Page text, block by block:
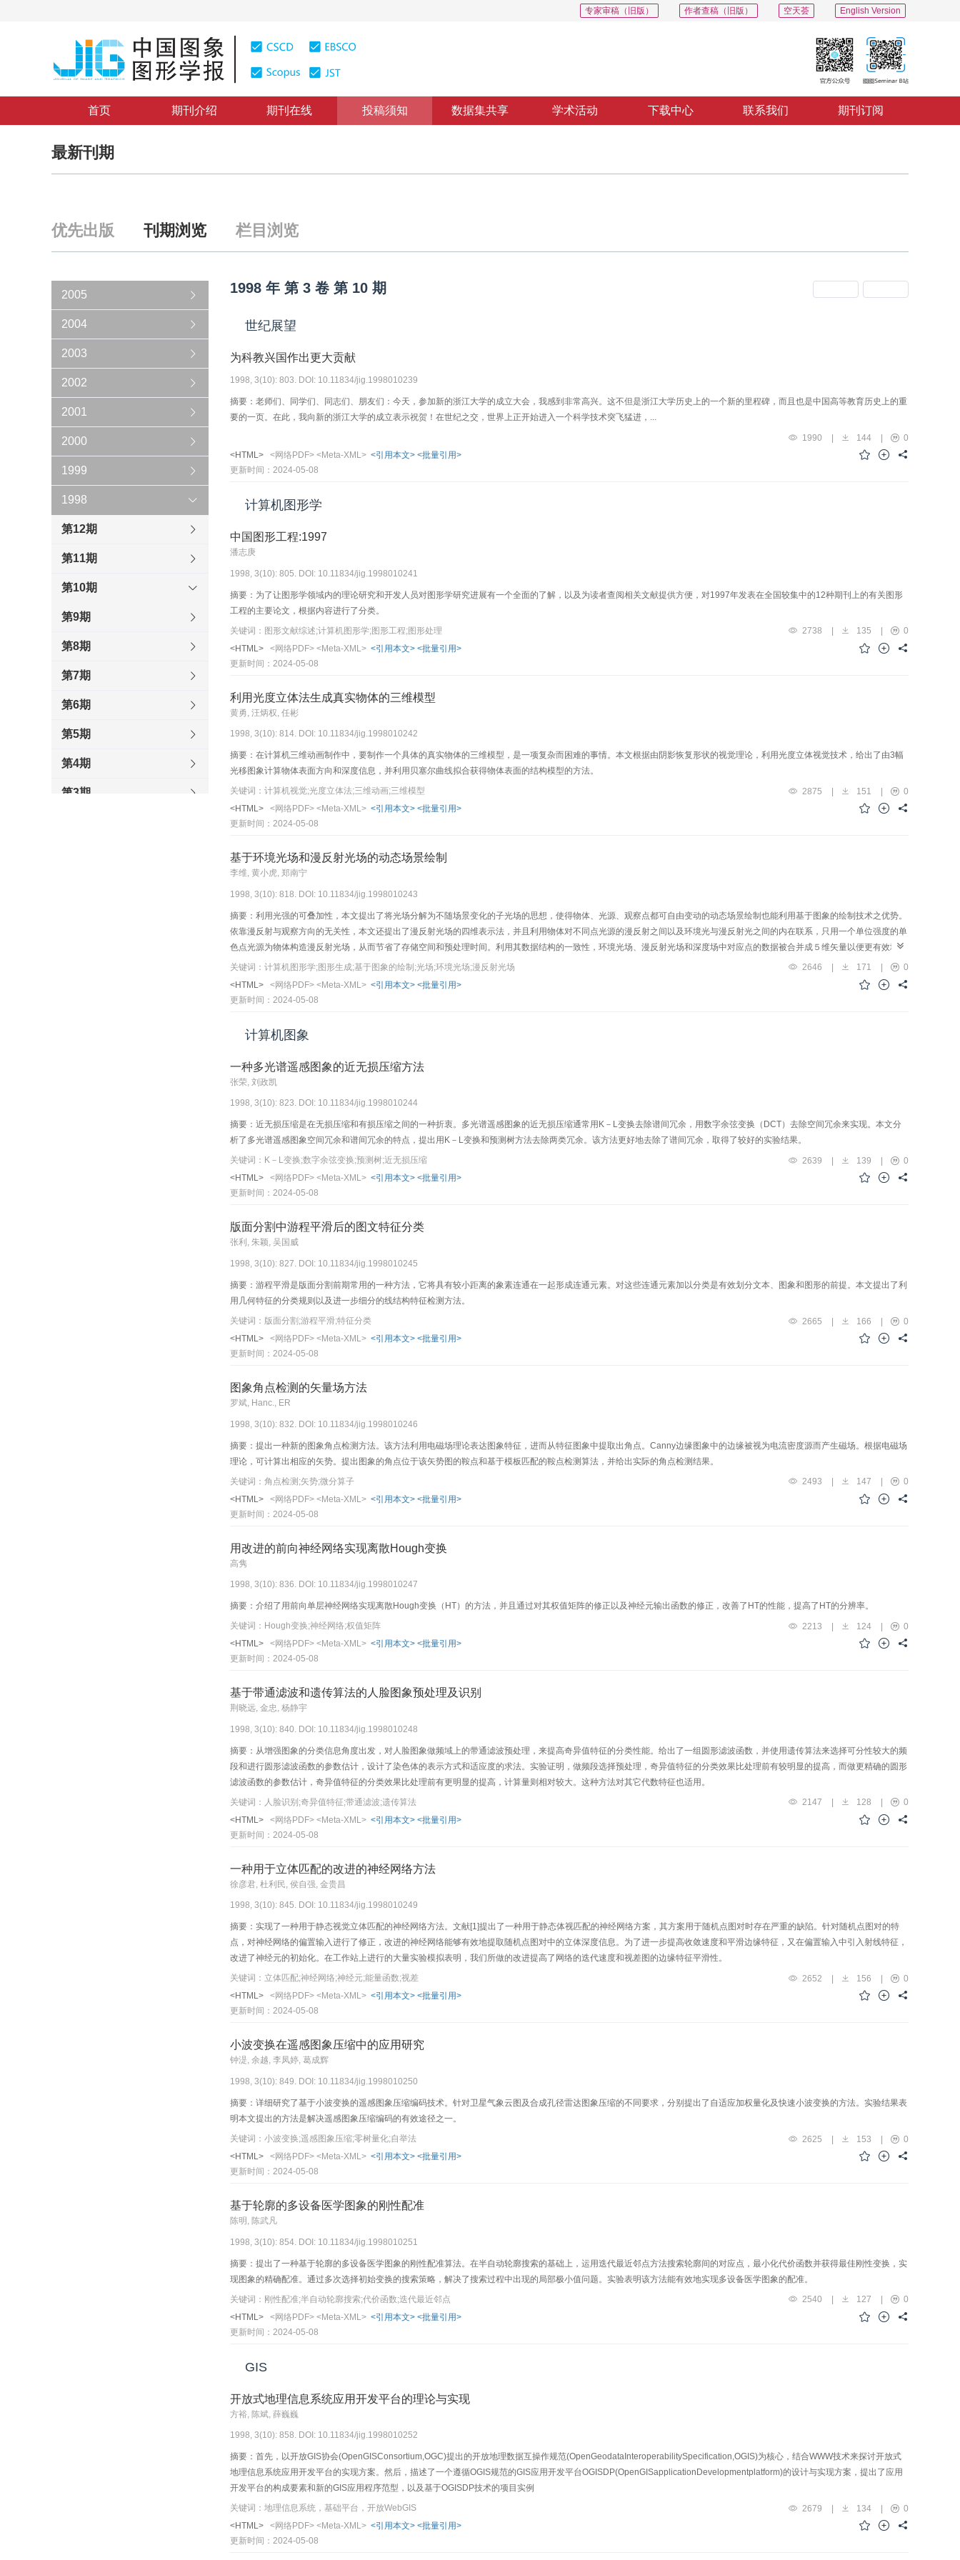
English Version
空天荟
作者查稿（旧版）
专家审稿（旧版）
首页 期刊介绍 期刊在线 投稿须知 数据集共享 学术活动 下载中心 联系我们 期刊订阅
最新刊期
优先出版 刊期浏览 栏目浏览
2005
2004
2003
2002
2001
2000
1999
1998
第12期
第11期
第10期
第9期
第8期
第7期
第6期
第5期
第4期
第3期
1998 年 第 3 卷 第 10 期
世纪展望
为科教兴国作出更大贡献
1998, 3(10): 803. DOI: 10.11834/jig.1998010239
摘要：老师们、同学们、同志们、朋友们：今天，参加新的浙江大学的成立大会，我感到非常高兴。这不但是浙江大学历史上的一个新的里程碑，而且也是中国高等教育历史上的重
要的一页。在此，我向新的浙江大学的成立表示祝贺！在世纪之交，世界上正开始进入一个科学技术突飞猛进，...
1990 | 144 |
0
<HTML>
<网络PDF> <Meta-XML> <引用本文> <批量引用>
更新时间：2024-05-08
计算机图形学
中国图形工程:1997
潘志庚
1998, 3(10): 805. DOI: 10.11834/jig.1998010241
摘要：为了让图形学领域内的理论研究和开发人员对图形学研究进展有一个全面的了解，以及为读者查阅相关文献提供方便，对1997年发表在全国较集中的12种期刊上的有关图形
工程的主要论文，根据内容进行了分类。
关键词：图形文献综述;计算机图形学;图形工程;图形处理
2738 135
0
<HTML>
<网络PDF> <Meta-XML> <引用本文> <批量引用>
更新时间：2024-05-08
利用光度立体法生成真实物体的三维模型
黄勇, 汪炳权, 任彬
1998, 3(10): 814. DOI: 10.11834/jig.1998010242
摘要：在计算机三维动画制作中，要制作一个具体的真实物体的三维模型，是一项复杂而困难的事情。本文根据由阴影恢复形状的视觉理论，利用光度立体视觉技术，给出了由3幅
光移图象计算物体表面方向和深度信息，并利用贝塞尔曲线拟合获得物体表面的结构模型的方法。
关键词：计算机视觉;光度立体法;三维动画;三维模型
2875 | 151 |
0
<HTML>
<网络PDF> <Meta-XML> <引用本文> <批量引用>
更新时间：2024-05-08
基于环境光场和漫反射光场的动态场景绘制
李维, 黄小虎, 郑南宁
1998, 3(10): 818. DOI: 10.11834/jig.1998010243
摘要：利用光强的可叠加性，本文提出了将光场分解为不随场景变化的子光场的思想，使得物体、光源、观察点都可自由变动的动态场景绘制也能利用基于图象的绘制技术之优势。
依靠漫反射与观察方向的无关性，本文还提出了漫反射光场的四维表示法，并且利用物体对不同点光源的漫反射之间以及环境光与漫反射光之间的内在联系，只用一个单位强度的单
色点光源为物体构造漫反射光场，从而节省了存储空间和预处理时间。利用其数据结构的一致性，环境光场、漫反射光场和深度场中对应点的数据被合并成５维矢量以便更有效地压
缩。本文给出的绘制算法，能准确地计算出物体
关键词：计算机图形学;图形生成;基于图象的绘制;光场;环境光场;漫反射光场 2646 171
0
<HTML>
<网络PDF> <Meta-XML> <引用本文> <批量引用>
更新时间：2024-05-08
计算机图象
一种多光谱遥感图象的近无损压缩方法
张荣, 刘政凯
1998, 3(10): 823. DOI: 10.11834/jig.1998010244
摘要：近无损压缩是在无损压缩和有损压缩之间的一种折衷。多光谱遥感图象的近无损压缩通常用K－L变换去除谱间冗余，用数字余弦变换（DCT）去除空间冗余来实现。本文分
析了多光谱遥感图象空间冗余和谱间冗余的特点，提出用K－L变换和预测树方法去除两类冗余。该方法更好地去除了谱间冗余，取得了较好的实验结果。
关键词：K－L变换;数字余弦变换;预测树;近无损压缩
2639 139
0
<HTML>
<网络PDF> <Meta-XML> <引用本文> <批量引用>
更新时间：2024-05-08
版面分割中游程平滑后的图文特征分类
张利, 朱颖, 吴国威
1998, 3(10): 827. DOI: 10.11834/jig.1998010245
摘要：游程平滑是版面分割前期常用的一种方法，它将具有较小距离的象素连通在一起形成连通元素。对这些连通元素加以分类是有效划分文本、图象和图形的前提。本文提出了利
用几何特征的分类规则以及进一步细分的线结构特征检测方法。
关键词：版面分割;游程平滑;特征分类
2665 | 166 |
0
<HTML>
<网络PDF> <Meta-XML> <引用本文> <批量引用>
更新时间：2024-05-08
图象角点检测的矢量场方法
罗斌, Hanc., ER
1998, 3(10): 832. DOI: 10.11834/jig.1998010246
摘要：提出一种新的图象角点检测方法。该方法利用电磁场理论表达图象特征，进而从特征图象中提取出角点。Canny边缘图象中的边缘被视为电流密度源而产生磁场。根据电磁场
理论，可计算出相应的矢势。提出图象的角点位于该矢势图的鞍点和基于模板匹配的鞍点检测算法，并给出实际的角点检测结果。
关键词：角点检测;矢势;微分算子
2493 147
0
<HTML>
<网络PDF> <Meta-XML> <引用本文> <批量引用>
更新时间：2024-05-08
用改进的前向神经网络实现离散Hough变换
高隽
1998, 3(10): 836. DOI: 10.11834/jig.1998010247
摘要：介绍了用前向单层神经网络实现离散Hough变换（HT）的方法，并且通过对其权值矩阵的修正以及神经元输出函数的修正，改善了HT的性能，提高了HT的分辨率。
关键词：Hough变换;神经网络;权值矩阵
2213 | 124 |
0
<HTML>
<网络PDF> <Meta-XML> <引用本文> <批量引用>
更新时间：2024-05-08
基于带通滤波和遗传算法的人脸图象预处理及识别
荆晓远, 金忠, 杨静宇
1998, 3(10): 840. DOI: 10.11834/jig.1998010248
摘要：从增强图象的分类信息角度出发，对人脸图象做频域上的带通滤波预处理，来提高奇异值特征的分类性能。给出了一组圆形滤波函数，并使用遗传算法来选择可分性较大的频
段和进行圆形滤波函数的参数估计，设计了染色体的表示方式和适应度的求法。实验证明，做频段选择预处理，奇异值特征的分类效果比处理前有较明显的提高，而做更精确的圆形
滤波函数的参数估计，奇异值特征的分类效果比处理前有更明显的提高，计算量则相对较大。这种方法对其它代数特征也适用。
关键词：人脸识别;奇异值特征;带通滤波;遗传算法
2147 128
0
<HTML>
<网络PDF> <Meta-XML> <引用本文> <批量引用>
更新时间：2024-05-08
一种用于立体匹配的改进的神经网络方法
徐彦君, 杜利民, 侯自强, 金贵昌
1998, 3(10): 845. DOI: 10.11834/jig.1998010249
摘要：实现了一种用于静态视觉立体匹配的神经网络方法。文献[1]提出了一种用于静态体视匹配的神经网络方案，其方案用于随机点图对时存在严重的缺陷。针对随机点图对的特
点，对神经网络的偏置输入进行了修正，改进的神经网络能够有效地提取随机点图对中的立体深度信息。为了进一步提高收敛速度和平滑边缘特征，又在偏置输入中引入射线特征，
改进了神经元的初始化。在工作站上进行的大量实验模拟表明，我们所做的改进提高了网络的迭代速度和视差图的边缘特征平滑性。
关键词：立体匹配;神经网络;神经元;能量函数;视差
2652 156
0
<HTML>
<网络PDF> <Meta-XML> <引用本文> <批量引用>
更新时间：2024-05-08
小波变换在遥感图象压缩中的应用研究
钟湜, 余越, 李凤婷, 葛成辉
1998, 3(10): 849. DOI: 10.11834/jig.1998010250
摘要：详细研究了基于小波变换的遥感图象压缩编码技术。针对卫星气象云图及合成孔径雷达图象压缩的不同要求，分别提出了自适应加权量化及快速小波变换的方法。实验结果表
明本文提出的方法是解决遥感图象压缩编码的有效途径之一。
关键词：小波变换;遥感图象压缩;零树量化;自举法
2625 | 153 |
0
<HTML>
<网络PDF> <Meta-XML> <引用本文> <批量引用>
更新时间：2024-05-08
基于轮廓的多设备医学图象的刚性配准
陈明, 陈武凡
1998, 3(10): 854. DOI: 10.11834/jig.1998010251
摘要：提出了一种基于轮廓的多设备医学图象的刚性配准算法。在半自动轮廓搜索的基础上，运用迭代最近邻点方法搜索轮廓间的对应点，最小化代价函数并获得最佳刚性变换，实
现图象的精确配准。通过多次选择初始变换的搜索策略，解决了搜索过程中出现的局部极小值问题。实验表明该方法能有效地实现多设备医学图象的配准。
关键词：刚性配准;半自动轮廓搜索;代价函数;迭代最近邻点
2540 127
0
<HTML>
<网络PDF> <Meta-XML> <引用本文> <批量引用>
更新时间：2024-05-08
GIS
开放式地理信息系统应用开发平台的理论与实现
方裕, 陈斌, 薛巍巍
1998, 3(10): 858. DOI: 10.11834/jig.1998010252
摘要：首先，以开放GIS协会(OpenGISConsortium,OGC)提出的开放地理数据互操作规范(OpenGeodataInteroperabilitySpecification,OGIS)为核心，结合WWW技术来探讨开放式
地理信息系统应用开发平台的实现方案。然后，描述了一个遵循OGIS规范的GIS应用开发平台OGISDP(OpenGISapplicationDevelopmentplatform)的设计与实现方案，提出了应用
开发平台的构成要素和新的GIS应用程序范型，以及基于OGISDP技术的项目实例
关键词：地理信息系统，基础平台，开放WebGIS
2679 | 134 |
0
<HTML>
<网络PDF> <Meta-XML> <引用本文> <批量引用>
更新时间：2024-05-08